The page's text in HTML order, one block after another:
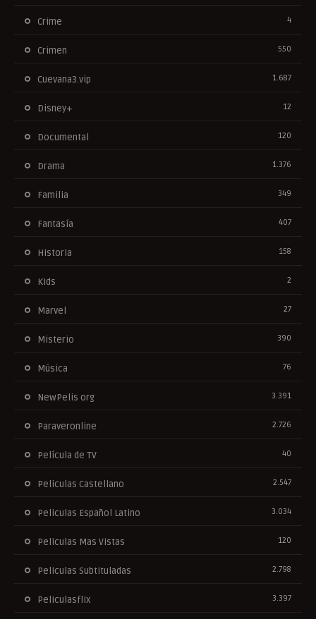
Crime 4
Crimen 550
Cuevana3.vip 1.687
Disney+ 12
Documental 120
Drama 1.376
Familia 349
Fantasía 407
Historia 158
Kids 2
Marvel 27
Misterio 390
Música 76
NewPelis org 3.391
Paraveronline 2.726
Película de TV 40
Peliculas Castellano 2.547
Peliculas Español Latino 3.034
Peliculas Mas Vistas 120
Peliculas Subtituladas 2.798
Peliculasflix 3.397